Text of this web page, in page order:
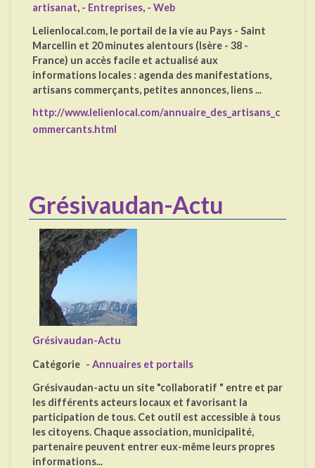
artisanat, - Entreprises, - Web
Lelienlocal.com, le portail de la vie au Pays - Saint
Marcellin et 20 minutes alentours (Isère - 38 -
France) un accès facile et actualisé aux
informations locales : agenda des manifestations,
artisans commerçants, petites annonces, liens ...
http://www.lelienlocal.com/annuaire_des_artisans_c
ommercants.html
Grésivaudan-Actu
Grésivaudan-Actu
Catégorie - Annuaires et portails
Grésivaudan-actu un site "collaboratif " entre et par
les différents acteurs locaux et favorisant la
participation de tous. Cet outil est accessible à tous
les citoyens. Chaque association, municipalité,
partenaire peuvent entrer eux-même leurs propres
informations...